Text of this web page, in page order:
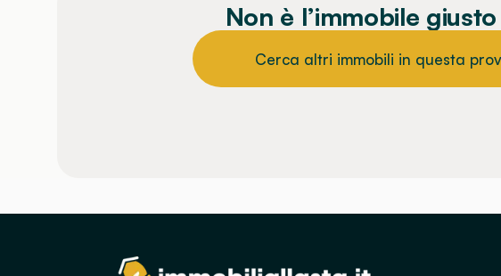
Non è l’immobile
Cerca altri immobili in questa